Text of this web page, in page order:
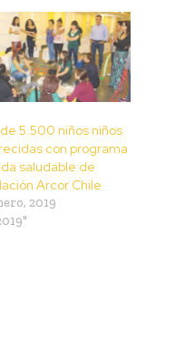
5.500 niños niños
con programa
saludable de
Arcor Chile
2019